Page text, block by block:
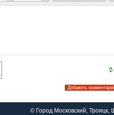
© Город Московский,